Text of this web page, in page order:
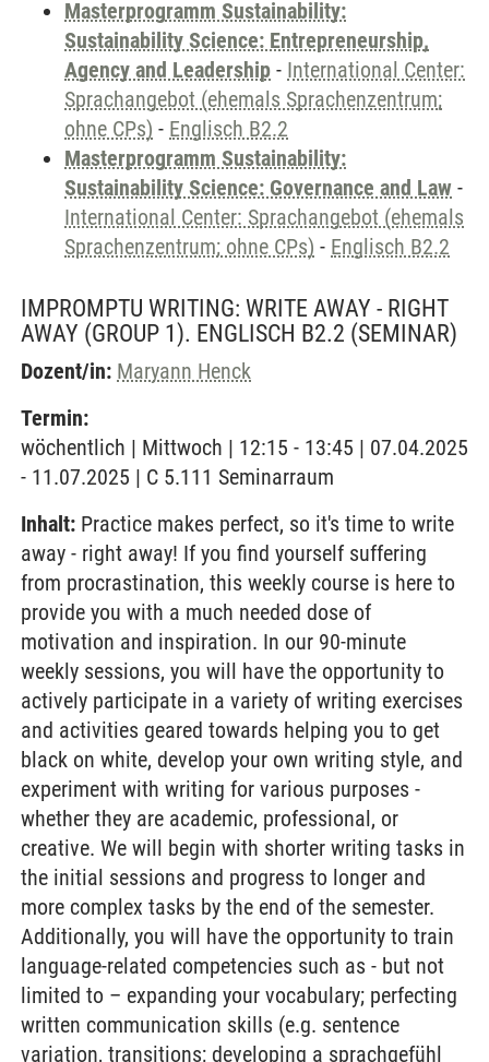
Masterprogramm Sustainability:
Sustainability Science: Entrepreneurship,
Agency and Leadership - International Center:
Sprachangebot (ehemals Sprachenzentrum;
ohne CPs) - Englisch B2.2
Masterprogramm Sustainability:
Sustainability Science: Governance and Law -
International Center: Sprachangebot (ehemals
Sprachenzentrum; ohne CPs) - Englisch B2.2
IMPROMPTU WRITING: WRITE AWAY - RIGHT
AWAY (GROUP 1). ENGLISCH B2.2 (SEMINAR)
Dozent/in: Maryann Henck
Termin:
wöchentlich | Mittwoch | 12:15 - 13:45 | 07.04.2025
- 11.07.2025 | C 5.111 Seminarraum
Inhalt: Practice makes perfect, so it's time to write
away - right away! If you find yourself suffering
from procrastination, this weekly course is here to
provide you with a much needed dose of
motivation and inspiration. In our 90-minute
weekly sessions, you will have the opportunity to
actively participate in a variety of writing exercises
and activities geared towards helping you to get
black on white, develop your own writing style, and
experiment with writing for various purposes -
whether they are academic, professional, or
creative. We will begin with shorter writing tasks in
the initial sessions and progress to longer and
more complex tasks by the end of the semester.
Additionally, you will have the opportunity to train
language-related competencies such as - but not
limited to – expanding your vocabulary; perfecting
written communication skills (e.g. sentence
variation, transitions; developing a sprachgefühl